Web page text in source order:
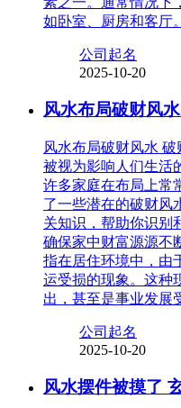
如卧室、厨房和客厅
公司起名
2025-10-20
风水布局破财风
风水布局破财风水
被视为影响人们生活
许多家庭在布局上常
了一些潜在的破财风
关知识，帮助你识别
确保家中财富源源不
指在居住环境中，由
运受损的现象。这种
出，甚至是事业发展
公司起名
2025-10-20
风水摆件被摸了